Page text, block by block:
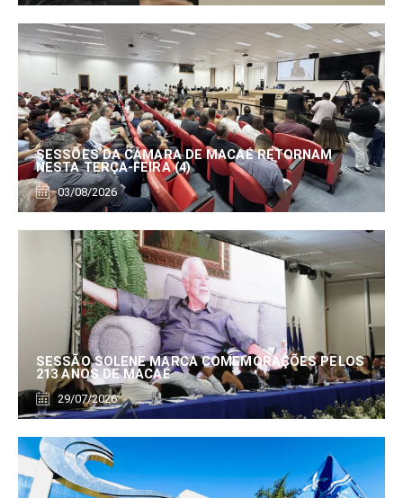
SESSÕES DA CÂMARA DE MACAÉ RETORNAM
NESTA TERÇA-FEIRA (4)
03/08/2026
SESSÃO SOLENE MARCA COMEMORAÇÕES PELOS
213 ANOS DE MACAÉ
29/07/2026